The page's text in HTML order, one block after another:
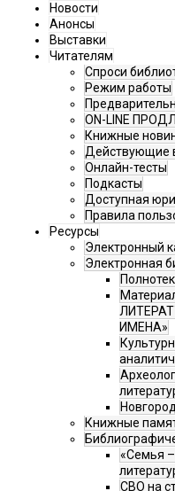
Новости
Анонсы
Выставки
Читателям
Спроси
Режим работы
ON-LINE
Книжные
Действующие
Онлайн-тесты
Подкасты
Доступная
Правила
Ресурсы
Электронный
Электронная
ИМЕНА»
Книжные
«Семья
СВО на